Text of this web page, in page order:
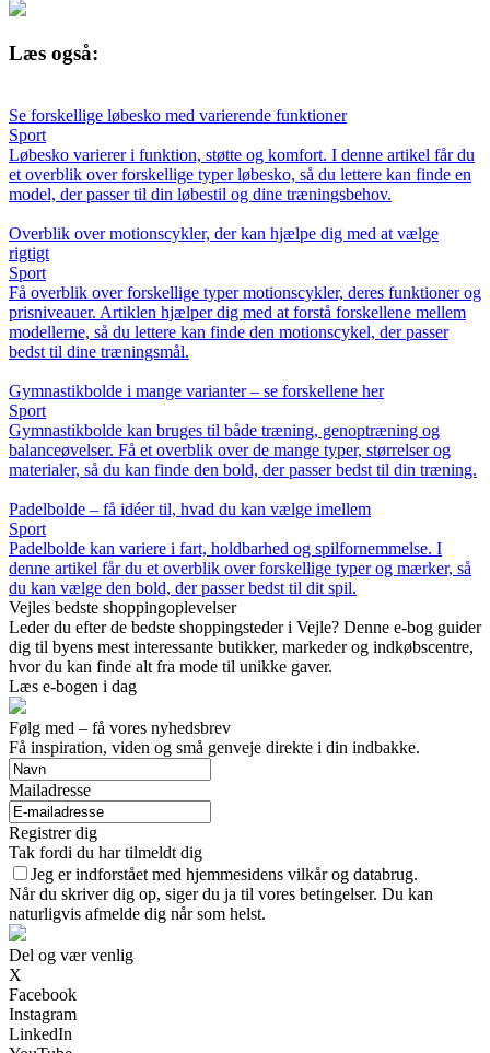
Læs også:
Se forskellige løbesko med varierende funktioner
Sport
Løbesko varierer i funktion, støtte og komfort. I denne artikel får du
et overblik over forskellige typer løbesko, så du lettere kan finde en
model, der passer til din løbestil og dine træningsbehov.
Overblik over motionscykler, der kan hjælpe dig med at vælge
rigtigt
Sport
Få overblik over forskellige typer motionscykler, deres funktioner og
prisniveauer. Artiklen hjælper dig med at forstå forskellene mellem
modellerne, så du lettere kan finde den motionscykel, der passer
bedst til dine træningsmål.
Gymnastikbolde i mange varianter – se forskellene her
Sport
Gymnastikbolde kan bruges til både træning, genoptræning og
balanceøvelser. Få et overblik over de mange typer, størrelser og
materialer, så du kan finde den bold, der passer bedst til din træning.
Padelbolde – få idéer til, hvad du kan vælge imellem
Sport
Padelbolde kan variere i fart, holdbarhed og spilfornemmelse. I
denne artikel får du et overblik over forskellige typer og mærker, så
du kan vælge den bold, der passer bedst til dit spil.
Vejles bedste shoppingoplevelser
Leder du efter de bedste shoppingsteder i Vejle? Denne e-bog guider
dig til byens mest interessante butikker, markeder og indkøbscentre,
hvor du kan finde alt fra mode til unikke gaver.
Læs e-bogen i dag
Følg med – få vores nyhedsbrev
Få inspiration, viden og små genveje direkte i din indbakke.
Mailadresse
Registrer dig
Tak fordi du har tilmeldt dig
Jeg er indforstået med hjemmesidens vilkår og databrug.
Når du skriver dig op, siger du ja til vores betingelser. Du kan
naturligvis afmelde dig når som helst.
Del og vær venlig
X
Facebook
Instagram
LinkedIn